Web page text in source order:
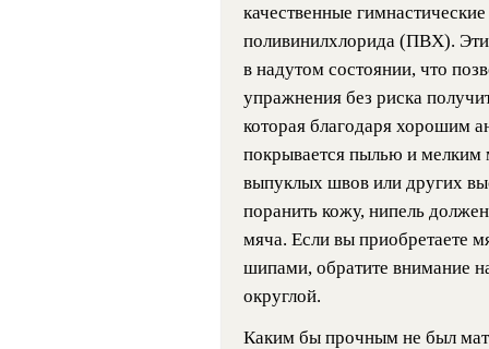
качественные
поливинилхлорида (ПВХ).
в надутом состоянии, что
упражнения без риска
которая благодаря хорошим
покрывается пылью и
выпуклых швов или других
поранить кожу, нипель
мяча. Если вы приобретаете
шипами, обратите внимание
округлой.
Каким бы прочным не был